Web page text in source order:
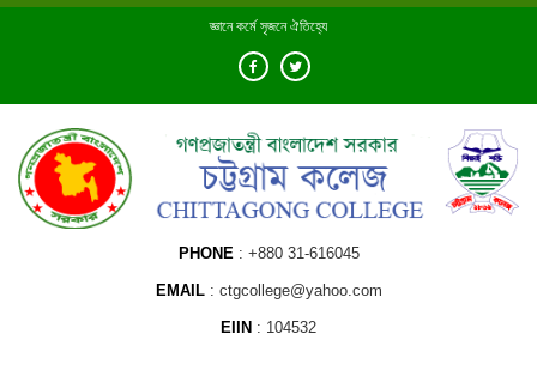
Skip
জ্ঞানে কর্মে সৃজনে ঐতিহ্যে
PHONE +880 31-616045
EMAIL ctgcollege@yahoo.com
EIIN 104532